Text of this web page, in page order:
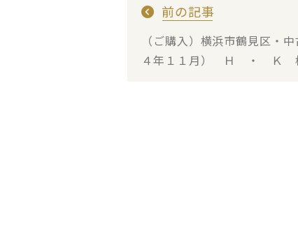
前の記事
（ご購入）横浜市鶴見区・
４年１１月） Ｈ ・ Ｋ